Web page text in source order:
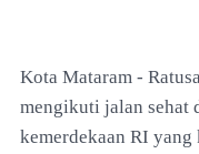
Kota Mataram -
mengikuti jalan sehat
kemerdekaan RI